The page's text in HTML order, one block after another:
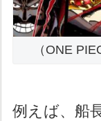
（ONE
例えば、船